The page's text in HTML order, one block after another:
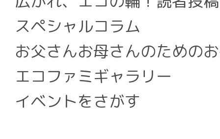
スペシャルコラム
お父さんお母さんのための
エコファミギャラリー
イベントをさがす